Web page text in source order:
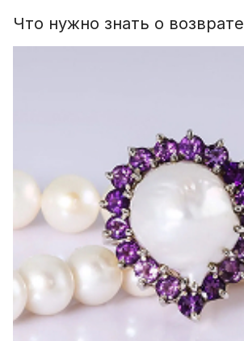
Что нужно знать о возврате